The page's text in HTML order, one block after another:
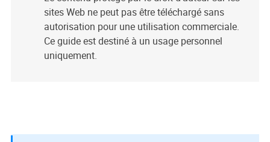
sites Web ne peut pas être téléchargé sans
autorisation pour une utilisation commerciale.
Ce guide est destiné à un usage personnel
uniquement.